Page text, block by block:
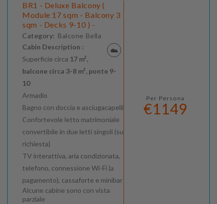
BR1 - Deluxe Balcony (
Module 17 sqm - Balcony 3
sqm - Decks 9-10 ) -
Category: Balcone Bella
Cabin Description :
Superficie circa 17 m²,
balcone circa 3-8 m², ponte 9-
10
Armadio
Bagno con doccia e asciugacapelli
Confortevole letto matrimoniale
convertibile in due letti singoli (su
richiesta)
TV interattiva, aria condizionata,
telefono, connessione Wi-Fi (a
pagamento), cassaforte e minibar
Alcune cabine sono con vista
parziale
Per Persona
€1149